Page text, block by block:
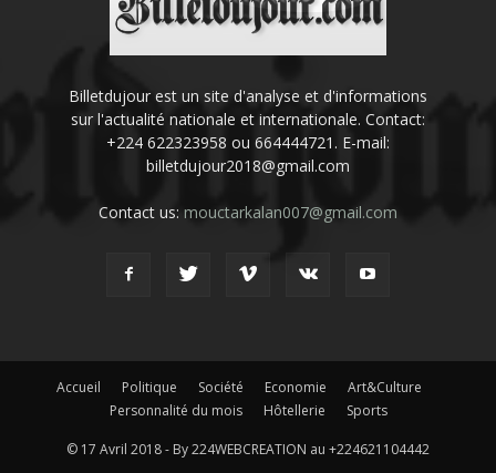
Billetdujour est un site d'analyse et d'informations
sur l'actualité nationale et internationale. Contact:
+224 622323958 ou 664444721. E-mail:
billetdujour2018@gmail.com
Contact us: mouctarkalan007@gmail.com
Accueil Politique Société Economie
Art&Culture
Personnalité du mois
Hôtellerie Sports
© 17 Avril 2018 - By 224WEBCREATION au +224621104442